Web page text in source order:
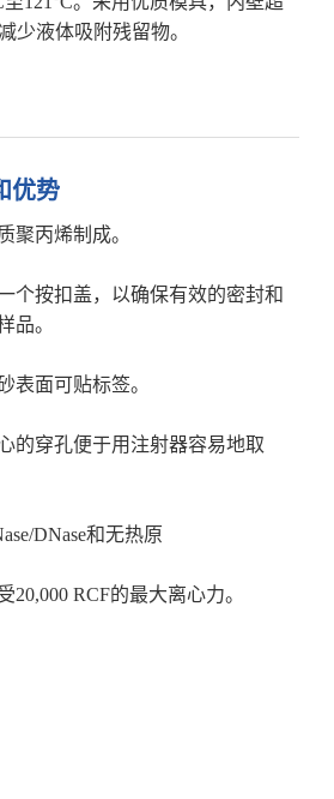
少液体吸附残留物。
优势
聚丙烯制成。
个按扣盖，以确保有效的密封和
品。
表面可贴标签。
的穿孔便于用注射器容易地取
DNase和无热原
20,000 RCF的最大离心力。